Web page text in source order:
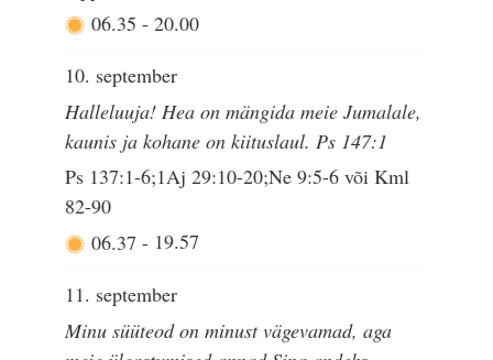
06.35 - 20.00
10. september
Halleluuja! Hea on mängida meie Jumalale,
kaunis ja kohane on kiituslaul. Ps 147:1
Ps 137:1-6;1Aj 29:10-20;Ne 9:5-6 või Kml
82-90
06.37 - 19.57
11. september
Minu süüteod on minust vägevamad, aga